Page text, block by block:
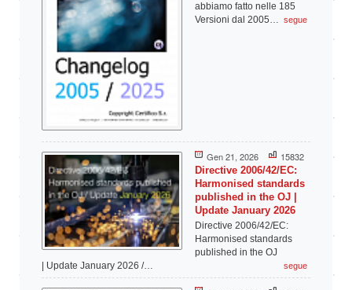
abbiamo fatto nelle 185
Versioni dal 2005… segue
Gen 21, 2026 15832
Directive 2006/42/EC:
Harmonised standards
published in the OJ |
Update January 2026
Directive 2006/42/EC:
Harmonised standards
published in the OJ
| Update January 2026 /…
segue